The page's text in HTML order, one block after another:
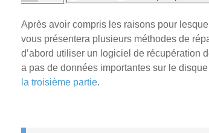
Après avoir compris les raisons pour
vous présentera plusieurs méthodes de
d’abord utiliser un logiciel de récupération
a pas de données importantes sur le
la troisième partie.